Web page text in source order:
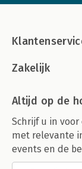
Zakelijk
Altijd op de
Schrijf u in
met relevante
events en de